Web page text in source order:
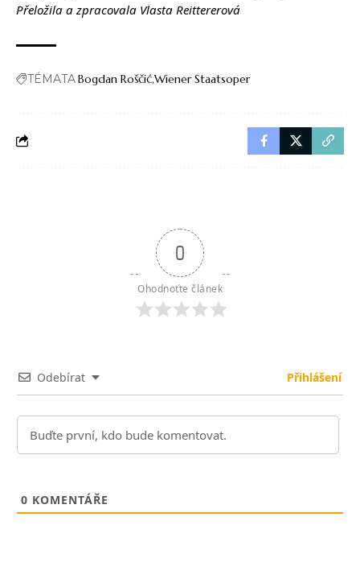
Přeložila a zpracovala Vlasta Reittererová
TÉMATABogdan RoščićWiener Staatsoper
0
Ohodnoťte článek
Odebírat Přihlášení
0 KOMENTÁŘE